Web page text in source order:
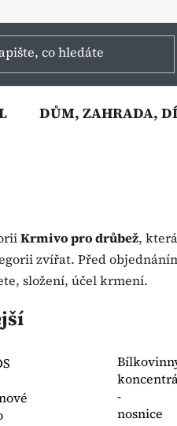
DŮM, ZAHRADA,
Krmivo pro drůbež,
zvířat. Před
složení, účel krmení.
-
nosnice